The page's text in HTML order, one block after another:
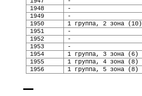
1948
-
1949
-
1950
1 группа, 2 зона (10)
1951
-
1952
-
1953
-
1954
1 группа, 3 зона (6)
1955
1 группа, 4 зона (8)
1956
1 группа, 5 зона (8)